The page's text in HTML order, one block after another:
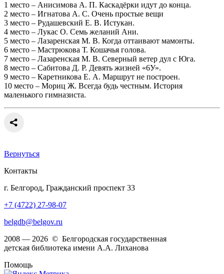
1 место – Анисимова А. П. Каскадёрки идут до конца.
2 место – Игнатова А. С. Очень простые вещи
3 место – Рудашевский Е. В. Истукан.
4 место – Лукас О. Семь желаний Ани.
5 место – Лазаренская М. В. Когда оттаивают мамонты.
6 место – Мастрюкова Т. Кошачья голова.
7 место – Лазаренская М. В. Северный ветер дул с Юга.
8 место – Сабитова Д. Р. Девять жизней «6У».
9 место – Каретникова Е. А. Маршрут не построен.
10 место – Мориц Ж. Всегда будь честным. История
маленького гимназиста.
Вернуться
Контакты
г. Белгород, Гражданский проспект 33
+7 (4722) 27-98-07
belgdb@belgov.ru
2008 — 2026 © Белгородская государственная
детская библиотека имени А.А. Лиханова
Помощь